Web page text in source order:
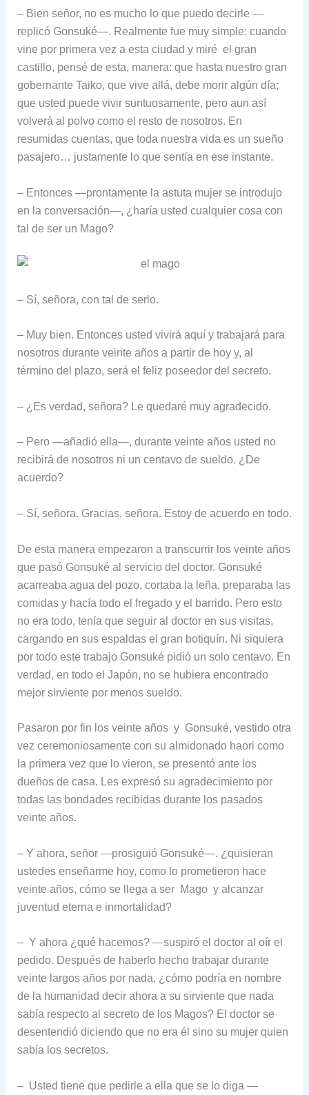
– Bien señor, no es mucho lo que puedo decirle —
replicó Gonsuké—. Realmente fue muy simple: cuando
vine por primera vez a esta ciudad y miré el gran
castillo, pensé de esta, manera: que hasta nuestro gran
gobernante Taiko, que vive allá, debe morir algún día;
que usted puede vivir suntuosamente, pero aun así
volverá al polvo como el resto de nosotros. En
resumidas cuentas, que toda nuestra vida es un sueño
pasajero… justamente lo que sentía en ese instante.
– Entonces —prontamente la astuta mujer se introdujo
en la conversación—, ¿haría usted cualquier cosa con
tal de ser un Mago?
– Sí, señora, con tal de serlo.
– Muy bien. Entonces usted vivirá aquí y trabajará para
nosotros durante veinte años a partir de hoy y, al
término del plazo, será el feliz poseedor del secreto.
– ¿Es verdad, señora? Le quedaré muy agradecido.
– Pero —añadió ella—, durante veinte años usted no
recibirá de nosotros ni un centavo de sueldo. ¿De
acuerdo?
– Sí, señora. Gracias, señora. Estoy de acuerdo en todo.
De esta manera empezaron a transcurrir los veinte años
que pasó Gonsuké al servicio del doctor. Gonsuké
acarreaba agua del pozo, cortaba la leña, preparaba las
comidas y hacía todo el fregado y el barrido. Pero esto
no era todo, tenía que seguir al doctor en sus visitas,
cargando en sus espaldas el gran botiquín. Ni siquiera
por todo este trabajo Gonsuké pidió un solo centavo. En
verdad, en todo el Japón, no se hubiera encontrado
mejor sirviente por menos sueldo.
Pasaron por fin los veinte años y Gonsuké, vestido otra
vez ceremoniosamente con su almidonado haori como
la primera vez que lo vieron, se presentó ante los
dueños de casa. Les expresó su agradecimiento por
todas las bondades recibidas durante los pasados
veinte años.
– Y ahora, señor —prosiguió Gonsuké—. ¿quisieran
ustedes enseñarme hoy, como lo prometieron hace
veinte años, cómo se llega a ser Mago y alcanzar
juventud eterna e inmortalidad?
– Y ahora ¿qué hacemos? —suspiró el doctor al oír el
pedido. Después de haberlo hecho trabajar durante
veinte largos años por nada, ¿cómo podría en nombre
de la humanidad decir ahora a su sirviente que nada
sabía respecto al secreto de los Magos? El doctor se
desentendió diciendo que no era él sino su mujer quien
sabía los secretos.
– Usted tiene que pedirle a ella que se lo diga —